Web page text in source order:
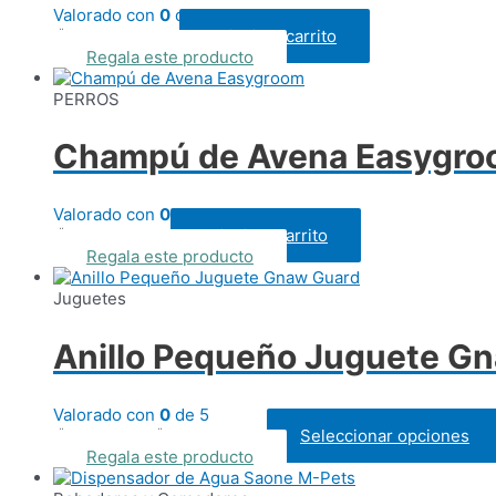
Valorado con 0 de 5
₡
Añadir al carrito
Regala este producto
PERROS
Champú de Avena
Valorado con 0de 5
₡
Añadir al carrito
Regala este producto
Juguetes
Anillo Pequeño Juguete
Valorado con 0 de 5
₡
₡
Rango
de
precios:
Seleccionar opciones
Regala este producto